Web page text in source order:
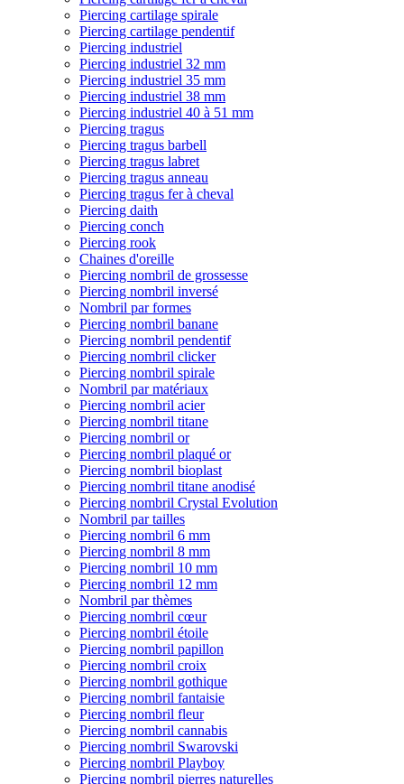
Piercing cartilage spirale
Piercing cartilage pendentif
Piercing industriel
Piercing industriel 32 mm
Piercing industriel 35 mm
Piercing industriel 38 mm
Piercing industriel 40 à 51 mm
Piercing tragus
Piercing tragus barbell
Piercing tragus labret
Piercing tragus anneau
Piercing tragus fer à cheval
Piercing daith
Piercing conch
Piercing rook
Chaines d'oreille
Piercing nombril de grossesse
Piercing nombril inversé
Nombril par formes
Piercing nombril banane
Piercing nombril pendentif
Piercing nombril clicker
Piercing nombril spirale
Nombril par matériaux
Piercing nombril acier
Piercing nombril titane
Piercing nombril or
Piercing nombril plaqué or
Piercing nombril bioplast
Piercing nombril titane anodisé
Piercing nombril Crystal Evolution
Nombril par tailles
Piercing nombril 6 mm
Piercing nombril 8 mm
Piercing nombril 10 mm
Piercing nombril 12 mm
Nombril par thèmes
Piercing nombril cœur
Piercing nombril étoile
Piercing nombril papillon
Piercing nombril croix
Piercing nombril gothique
Piercing nombril fantaisie
Piercing nombril fleur
Piercing nombril cannabis
Piercing nombril Swarovski
Piercing nombril Playboy
Piercing nombril pierres naturelles